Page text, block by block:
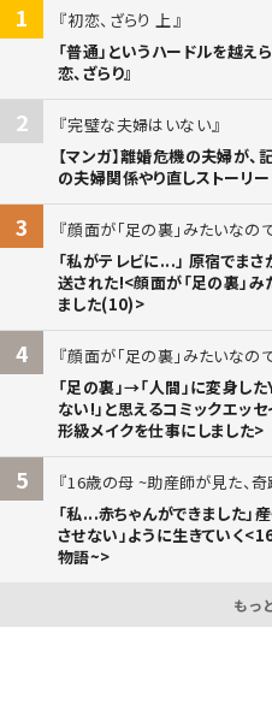
1
初恋、ざらり 上
「普通」というハードルを越
恋、ざらり』
2
完璧な夫婦はいない
【マンガ】離婚危機の夫婦が
の夫婦関係やり直しストーリ
3
顔面が「足の裏」みたいなの
「私がテレビに...」 原宿でま
送された!<顔面が「足の裏」
ました(10)>
4
顔面が「足の裏」みたいなの
「足の裏」→「人間」に変身し
ない!」と思えるコミックエッ
形級メイクを仕事にしました>
5
16歳の母 ~助産師が見た、
「私...赤ちゃんができました」
させない」ように生きていく
物語~>
もっ